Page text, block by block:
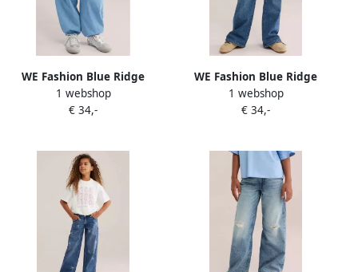
WE Fashion Blue Ridge
ballon barrel jeans
lichtblauw
1 webshop
€ 34,-
WE Fashion Blue Ridge
straight leg jeans blauw
1 webshop
€ 34,-